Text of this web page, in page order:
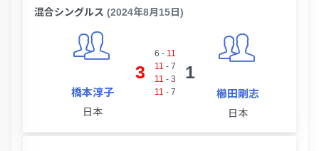
混合シングルス (2024年8月15日)
橋本淳子
日本
3
6 - 11
11 - 7
11 - 3
11 - 7
1
櫛田剛志
日本